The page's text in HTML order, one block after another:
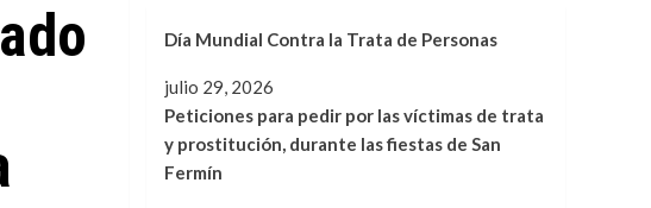
Día Mundial Contra la Trata de Personas
julio 29, 2026
Peticiones para pedir por las víctimas de trata
y prostitución, durante las fiestas de San
Fermín